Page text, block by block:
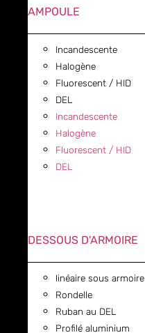
AMPOULE
Incandescente
Halogène
Fluorescent / HID
DEL
Incandescente
Halogène
Fluorescent / HID
DEL
DESSOUS D'ARMOIRE
linéaire sous armoire
Rondelle
Ruban au DEL
Profilé aluminium